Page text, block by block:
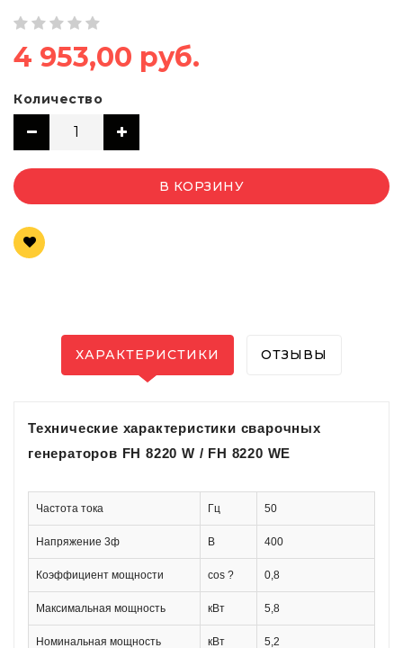
4 953,00 руб.
Количество
В КОРЗИНУ
ХАРАКТЕРИСТИКИ ОТЗЫВЫ
Технические характеристики сварочных
генераторов FH 8220 W / FH 8220 WE
Частота тока Гц 50
Напряжение 3ф В 400
Коэффициент мощности cos ? 0,8
Максимальная мощность кВт 5,8
Номинальная мощность кВт 5,2